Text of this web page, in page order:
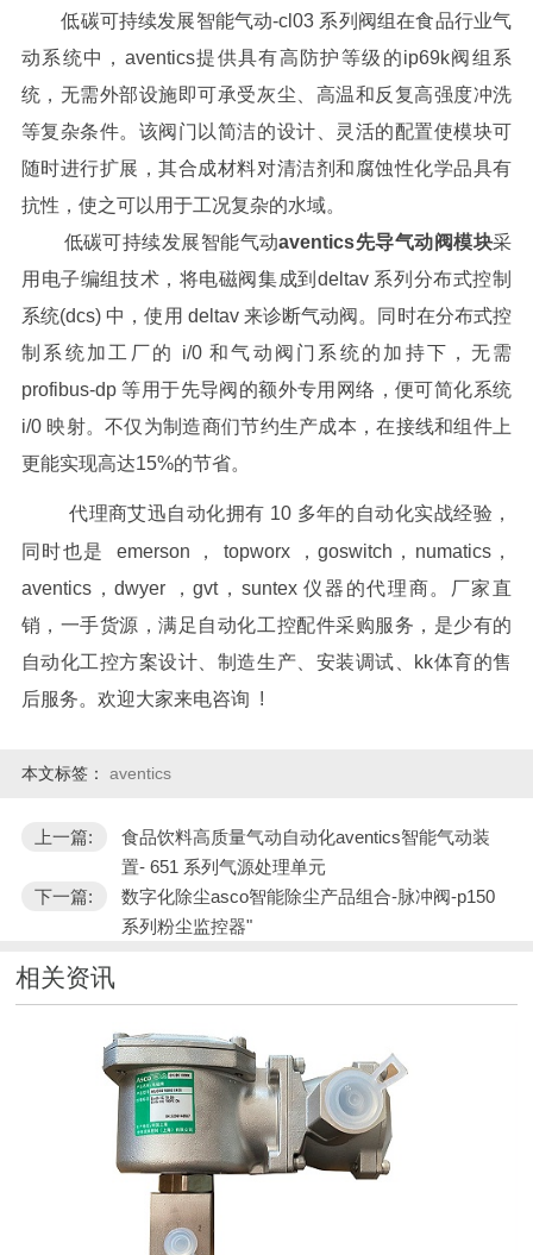
低碳可持续发展智能气动-cl03 系列阀组在食品行业气
动系统中，aventics提供具有高防护等级的ip69k阀组系
统，无需外部设施即可承受灰尘、高温和反复高强度冲洗
等复杂条件。该阀门以简洁的设计、灵活的配置使模块可
随时进行扩展，其合成材料对清洁剂和腐蚀性化学品具有
抗性，使之可以用于工况复杂的水域。
低碳可持续发展智能气动aventics先导气动阀模块采
用电子编组技术，将电磁阀集成到deltav 系列分布式控制
系统(dcs) 中，使用 deltav 来诊断气动阀。同时在分布式控
制系统加工厂的 i/0 和气动阀门系统的加持下，无需
profibus-dp 等用于先导阀的额外专用网络，便可简化系统
i/0 映射。不仅为制造商们节约生产成本，在接线和组件上
更能实现高达15%的节省。
代理商艾迅自动化拥有 10 多年的自动化实战经验，
同时也是 emerson ， topworx ，goswitch，numatics，
aventics，dwyer ，gvt，suntex 仪器的代理商。厂家直
销，一手货源，满足自动化工控配件采购服务，是少有的
自动化工控方案设计、制造生产、安装调试、kk体育的售
后服务。欢迎大家来电咨询 !
本文标签： aventics
上一篇:
食品饮料高质量气动自动化aventics智能气动装
置- 651 系列气源处理单元
下一篇:
数字化除尘asco智能除尘产品组合-脉冲阀-p150
系列粉尘监控器"
相关资讯